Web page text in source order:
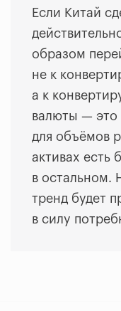
Если Китай
образом
не к
а к
валюты — это
для объёмов
активах есть
в остальном.
тренд будет
в силу